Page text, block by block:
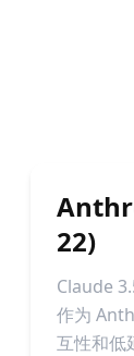
22)
Claude
作为
互性和低